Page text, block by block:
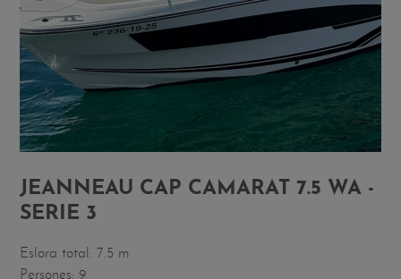
JEANNEAU CAP CAMARAT 7.5 WA -
SERIE 3
Eslora total: 7.5 m
Persones: 9